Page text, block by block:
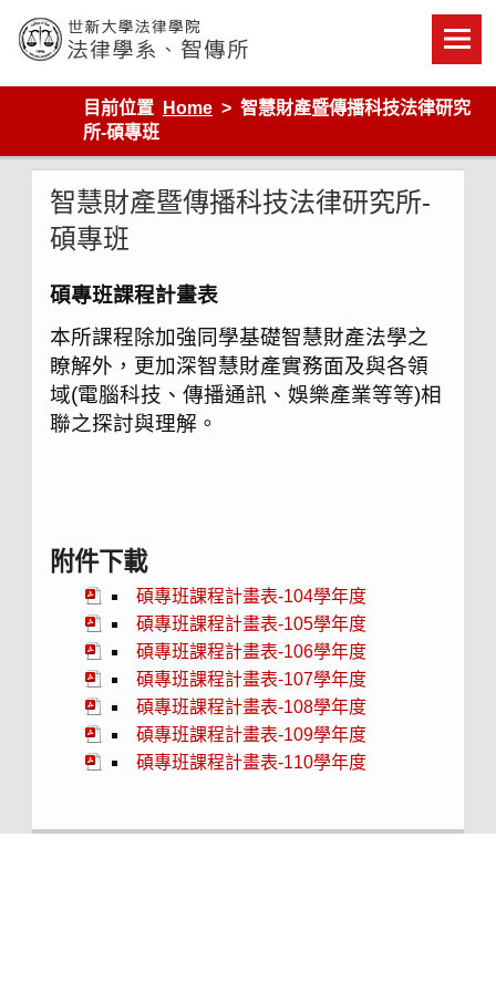
content
世新大學法律學院-法律學系-智慧財產暨科技法律研究所
目前位置
Home
智慧財產暨傳播科技法律研究
所-碩專班
智慧財產暨傳播科技法律研究所-
碩專班
碩專班課程計畫表
本所課程除加強同學基礎智慧財產法學之
瞭解外，更加深智慧財產實務面及與各領
域(電腦科技、傳播通訊、娛樂產業等等)相
聯之探討與理解。
附件下載
碩專班課程計畫表-104學年度
碩專班課程計畫表-105學年度
碩專班課程計畫表-106學年度
碩專班課程計畫表-107學年度
碩專班課程計畫表-108學年度
碩專班課程計畫表-109學年度
碩專班課程計畫表-110學年度